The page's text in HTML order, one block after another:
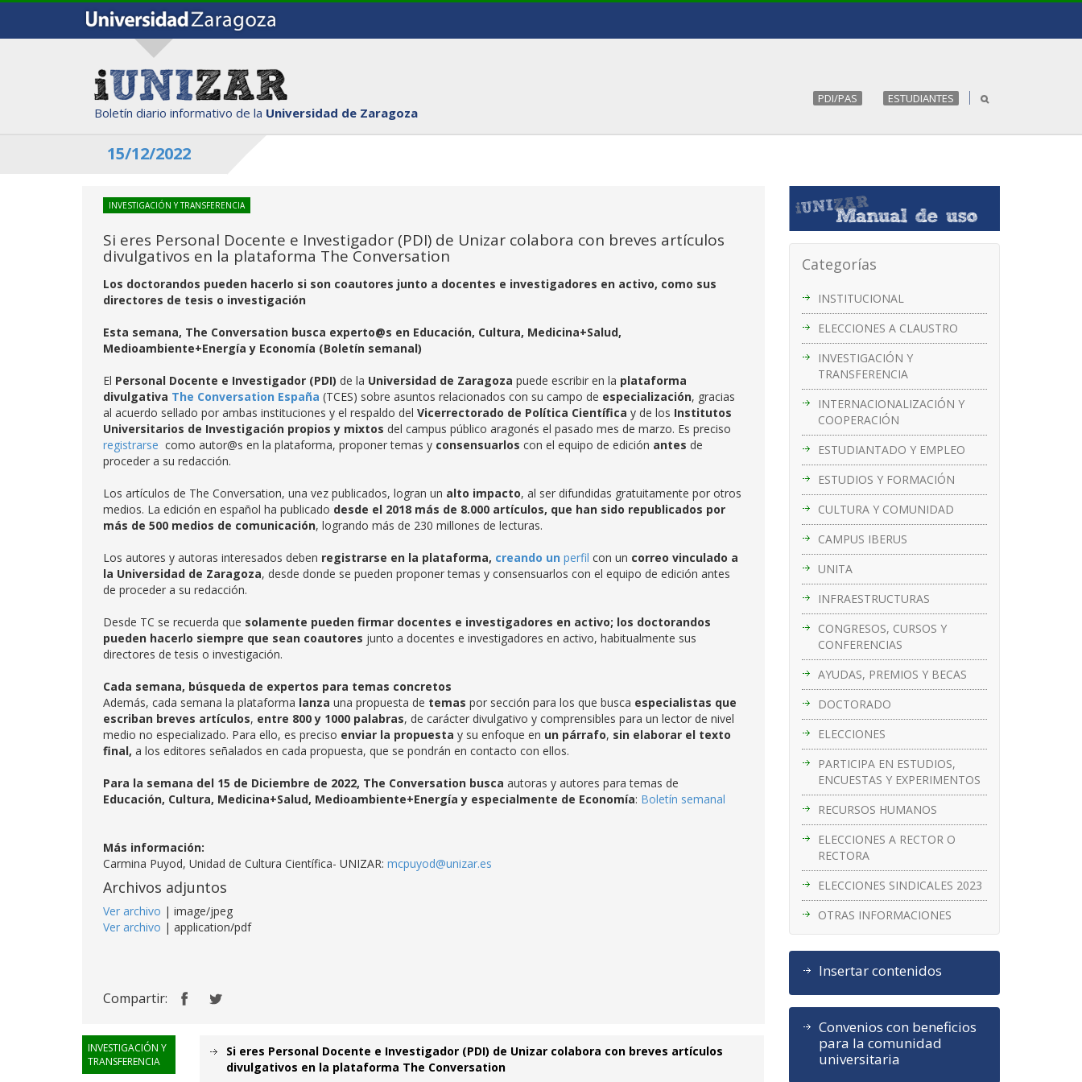
Boletín diario informativo de la Universidad de Zaragoza
PDI/PAS ESTUDIANTES
15/12/2022
Categorías
INSTITUCIONAL
ELECCIONES A CLAUSTRO
INVESTIGACIÓN Y
TRANSFERENCIA
INTERNACIONALIZACIÓN Y
COOPERACIÓN
ESTUDIANTADO Y EMPLEO
ESTUDIOS Y FORMACIÓN
CULTURA Y COMUNIDAD
CAMPUS IBERUS
UNITA
INFRAESTRUCTURAS
CONGRESOS, CURSOS Y
CONFERENCIAS
AYUDAS, PREMIOS Y BECAS
DOCTORADO
ELECCIONES
PARTICIPA EN ESTUDIOS,
ENCUESTAS Y EXPERIMENTOS
RECURSOS HUMANOS
ELECCIONES A RECTOR O
RECTORA
ELECCIONES SINDICALES 2023
OTRAS INFORMACIONES
Insertar contenidos
Convenios con beneficios
para la comunidad
universitaria
INVESTIGACIÓN Y TRANSFERENCIA
Si eres Personal Docente e Investigador (PDI) de Unizar colabora con breves artículos
divulgativos en la plataforma The Conversation
Los doctorandos pueden hacerlo si son coautores junto a docentes e investigadores en activo, como sus
directores de tesis o investigación
Esta semana, The Conversation busca experto@s en Educación, Cultura, Medicina+Salud,
Medioambiente+Energía y Economía (Boletín semanal)
El Personal Docente e Investigador (PDI) de la Universidad de Zaragoza puede escribir en la plataforma
divulgativa The Conversation España (TCES) sobre asuntos relacionados con su campo de especialización, gracias
al acuerdo sellado por ambas instituciones y el respaldo del Vicerrectorado de Política Científica y de los Institutos
Universitarios de Investigación propios y mixtos del campus público aragonés el pasado mes de marzo. Es preciso
registrarse como autor@s en la plataforma, proponer temas y consensuarlos con el equipo de edición antes de
proceder a su redacción.
Los artículos de The Conversation, una vez publicados, logran un alto impacto, al ser difundidas gratuitamente por otros
medios. La edición en español ha publicado desde el 2018 más de 8.000 artículos, que han sido republicados por
más de 500 medios de comunicación, logrando más de 230 millones de lecturas.
Los autores y autoras interesados deben registrarse en la plataforma, creando un perfil con un correo vinculado a
la Universidad de Zaragoza, desde donde se pueden proponer temas y consensuarlos con el equipo de edición antes
de proceder a su redacción.
Desde TC se recuerda que solamente pueden firmar docentes e investigadores en activo; los doctorandos
pueden hacerlo siempre que sean coautores junto a docentes e investigadores en activo, habitualmente sus
directores de tesis o investigación.
Cada semana, búsqueda de expertos para temas concretos
Además, cada semana la plataforma lanza una propuesta de temas por sección para los que busca especialistas que
escriban breves artículos, entre 800 y 1000 palabras, de carácter divulgativo y comprensibles para un lector de nivel
medio no especializado. Para ello, es preciso enviar la propuesta y su enfoque en un párrafo, sin elaborar el texto
final, a los editores señalados en cada propuesta, que se pondrán en contacto con ellos.
Para la semana del 15 de Diciembre de 2022, The Conversation busca autoras y autores para temas de
Educación, Cultura, Medicina+Salud, Medioambiente+Energía y especialmente de Economía: Boletín semanal
Más información:
Carmina Puyod, Unidad de Cultura Científica- UNIZAR: mcpuyod@unizar.es
Archivos adjuntos
Ver archivo | image/jpeg
Ver archivo | application/pdf
Compartir:
INVESTIGACIÓN Y
TRANSFERENCIA
Si eres Personal Docente e Investigador (PDI) de Unizar colabora con breves artículos
divulgativos en la plataforma The Conversation